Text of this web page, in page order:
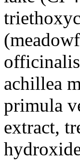
achillea
primula
extract,